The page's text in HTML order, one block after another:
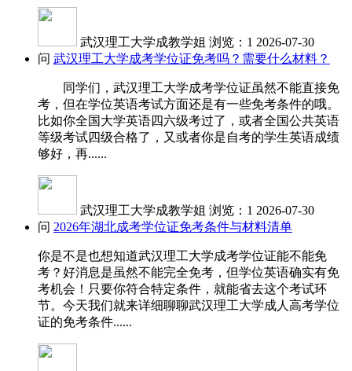
武汉理工大学成教学姐 浏览：1 2026-07-30
问 武汉理工大学成考学位证免考吗？需要什么材料？
同学们，武汉理工大学成考学位证虽然不能直接免
考，但在学位英语考试方面还是有一些免考条件的哦。
比如你全国大学英语四六级考过了，或者全国公共英语
等级考试四级合格了，又或者你是自考的学生英语成绩
够好，再......
武汉理工大学成教学姐 浏览：1 2026-07-30
问 2026年湖北成考学位证免考条件与材料清单
你是不是也想知道武汉理工大学成考学位证能不能免
考？好消息是虽然不能完全免考，但学位英语确实有免
考机会！只要你符合特定条件，就能省去这个考试环
节。今天我们就来详细聊聊武汉理工大学成人高考学位
证的免考条件......